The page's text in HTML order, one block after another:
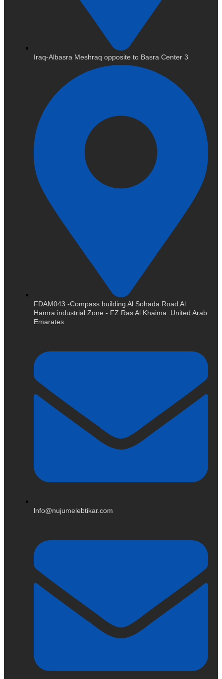
Iraq-Albasra Meshraq opposite to Basra Center 3
FDAM043 -Compass building Al Sohada Road Al
Hamra industrial Zone - FZ Ras Al Khaima. United Arab
Emarates
lnfo@nujumelebtikar.com